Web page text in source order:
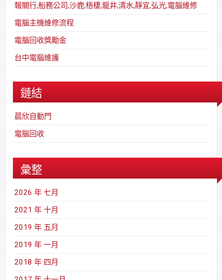
報關行,船務公司,沙鹿,梧棲,龍井,清水,靜宜,弘光,電腦維修
電腦主機維修流程
電腦回收獎勵金
台中電腦維護
鏈結
晨欣自動門
電腦回收
彙整
2026 年 七月
2021 年 十月
2019 年 五月
2019 年 一月
2018 年 四月